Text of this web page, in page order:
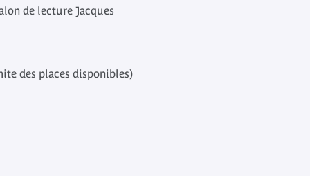
de lecture Jacques
des places disponibles)